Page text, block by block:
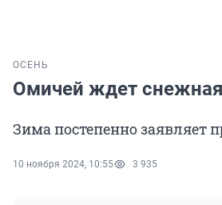
ОСЕНЬ
Омичей ждет
Зима постепенно заявляет
10 ноября 2024, 10:55 3 935